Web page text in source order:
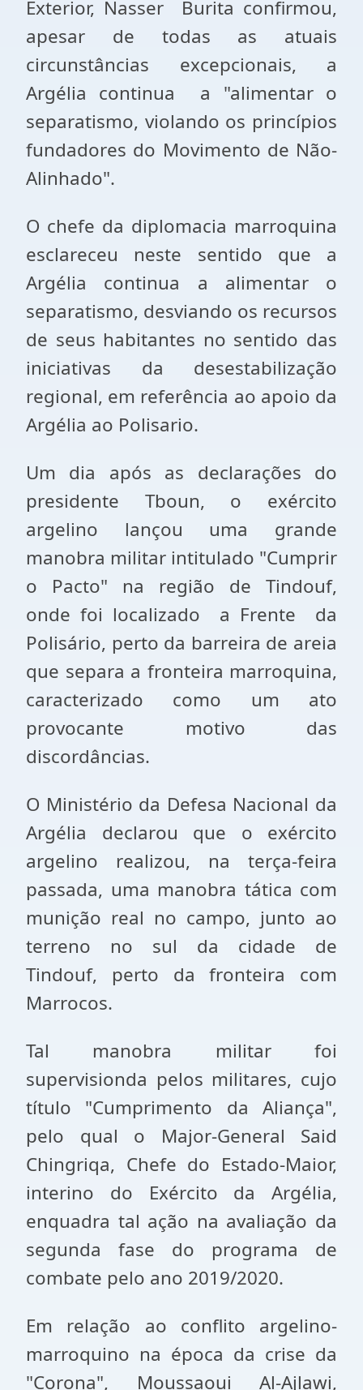
Exterior, Nasser Burita confirmou,
apesar de todas as atuais
circunstâncias excepcionais, a
Argélia continua a "alimentar o
separatismo, violando os princípios
fundadores do Movimento de Não-
Alinhado".
O chefe da diplomacia marroquina
esclareceu neste sentido que a
Argélia continua a alimentar o
separatismo, desviando os recursos
de seus habitantes no sentido das
iniciativas da desestabilização
regional, em referência ao apoio da
Argélia ao Polisario.
Um dia após as declarações do
presidente Tboun, o exército
argelino lançou uma grande
manobra militar intitulado "Cumprir
o Pacto" na região de Tindouf,
onde foi localizado a Frente da
Polisário, perto da barreira de areia
que separa a fronteira marroquina,
caracterizado como um ato
provocante motivo das
discordâncias.
O Ministério da Defesa Nacional da
Argélia declarou que o exército
argelino realizou, na terça-feira
passada, uma manobra tática com
munição real no campo, junto ao
terreno no sul da cidade de
Tindouf, perto da fronteira com
Marrocos.
Tal manobra militar foi
supervisionda pelos militares, cujo
título "Cumprimento da Aliança",
pelo qual o Major-General Said
Chingriqa, Chefe do Estado-Maior,
interino do Exército da Argélia,
enquadra tal ação na avaliação da
segunda fase do programa de
combate pelo ano 2019/2020.
Em relação ao conflito argelino-
marroquino na época da crise da
"Corona", Moussaoui Al-Ajlawi,